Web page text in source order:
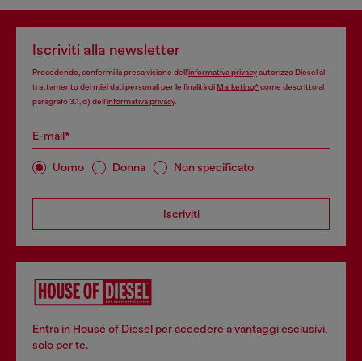
Iscriviti alla newsletter
Procedendo, confermi la presa visione dell’informativa privacyautorizzo Diesel al
trattamento dei miei dati personali per le finalità diMarketing*come descritto al
paragrafo 3.1, d) dell’informativa privacy.
E-mail*
Uomo Donna Non specificato
Iscriviti
Entra in House of Diesel per accedere a vantaggi esclusivi,
solo per te.